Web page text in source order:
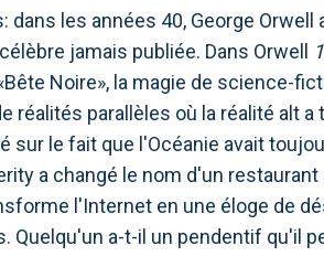
les années 40, George Orwell
jamais publiée. Dans Orwell
Noire», la magie de science-
réalités parallèles où la réalité alt
sur le fait que l'Océanie avait
a changé le nom d'un
l'Internet en une éloge de
Quelqu'un a-t-il un pendentif qu'il